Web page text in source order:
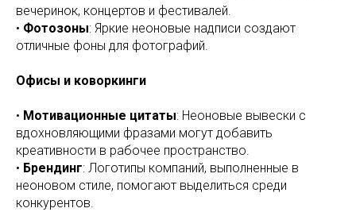
вечеринок, концертов и фестивалей.
• Фотозоны: Яркие неоновые надписи создают
отличные фоны для фотографий.
Офисы и коворкинги
• Мотивационные цитаты: Неоновые вывески с
вдохновляющими фразами могут добавить
креативности в рабочее пространство.
• Брендинг: Логотипы компаний, выполненные в
неоновом стиле, помогают выделиться среди
конкурентов.